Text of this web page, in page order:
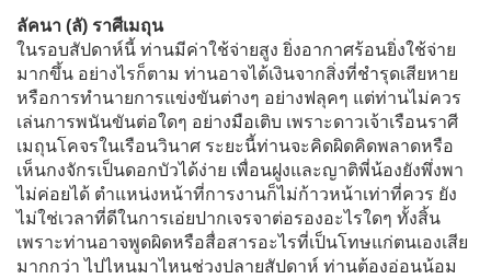
ลัคนา (ลั) ราศีเมถุน
ในรอบสัปดาห์นี้ ท่านมีค่าใช้จ่ายสูง ยิ่งอากาศร้อนยิ่งใช้จ่าย
มากขึ้น อย่างไรก็ตาม ท่านอาจได้เงินจากสิ่งที่ชำรุดเสียหาย
หรือการทำนายการแข่งขันต่างๆ อย่างฟลุคๆ แต่ท่านไม่ควร
เล่นการพนันขันต่อใดๆ อย่างมือเติบ เพราะดาวเจ้าเรือนราศี
เมถุนโคจรในเรือนวินาศ ระยะนี้ท่านจะคิดผิดคิดพลาดหรือ
เห็นกงจักรเป็นดอกบัวได้ง่าย เพื่อนฝูงและญาติพี่น้องยังพึ่งพา
ไม่ค่อยได้ ตำแหน่งหน้าที่การงานก็ไม่ก้าวหน้าเท่าที่ควร ยัง
ไม่ใช่เวลาที่ดีในการเอ่ยปากเจรจาต่อรองอะไรใดๆ ทั้งสิ้น
เพราะท่านอาจพูดผิดหรือสื่อสารอะไรที่เป็นโทษแก่ตนเองเสีย
มากกว่า ไปไหนมาไหนช่วงปลายสัปดาห์ ท่านต้องอ่อนน้อม